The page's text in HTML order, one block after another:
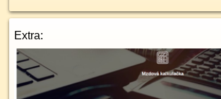
Extra: